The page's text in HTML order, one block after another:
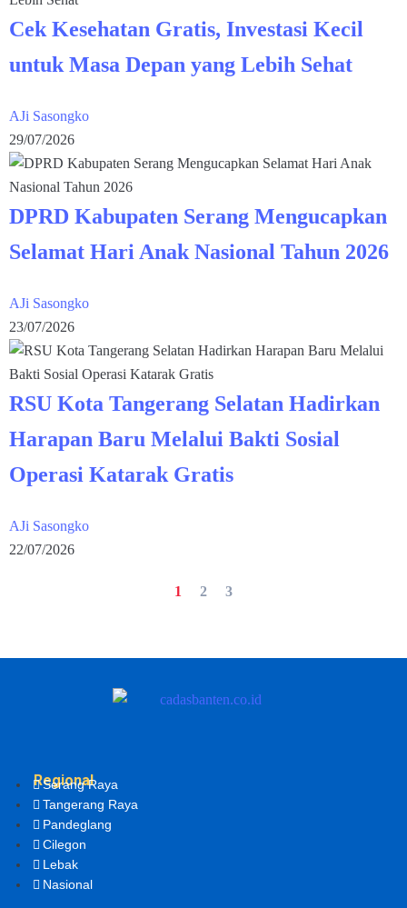
Cek Kesehatan Gratis, Investasi Kecil
untuk Masa Depan yang Lebih Sehat
AJi Sasongko
29/07/2026
DPRD Kabupaten Serang Mengucapkan
Selamat Hari Anak Nasional Tahun 2026
AJi Sasongko
23/07/2026
RSU Kota Tangerang Selatan Hadirkan
Harapan Baru Melalui Bakti Sosial
Operasi Katarak Gratis
AJi Sasongko
22/07/2026
1 2 3
Regional
Serang Raya
Tangerang Raya
Pandeglang
Cilegon
Lebak
Nasional